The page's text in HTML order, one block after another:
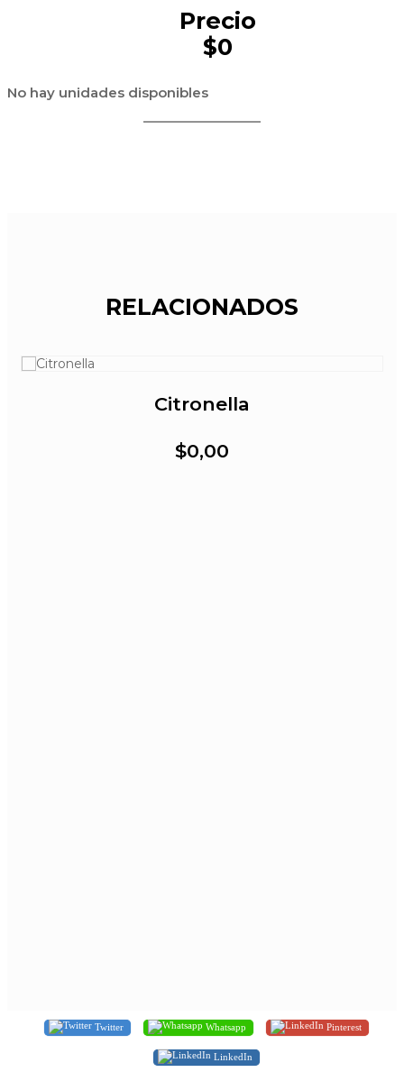
Precio
$0
No hay unidades disponibles
RELACIONADOS
Citronella
$0,00
Twitter Whatsapp Pinterest
LinkedIn